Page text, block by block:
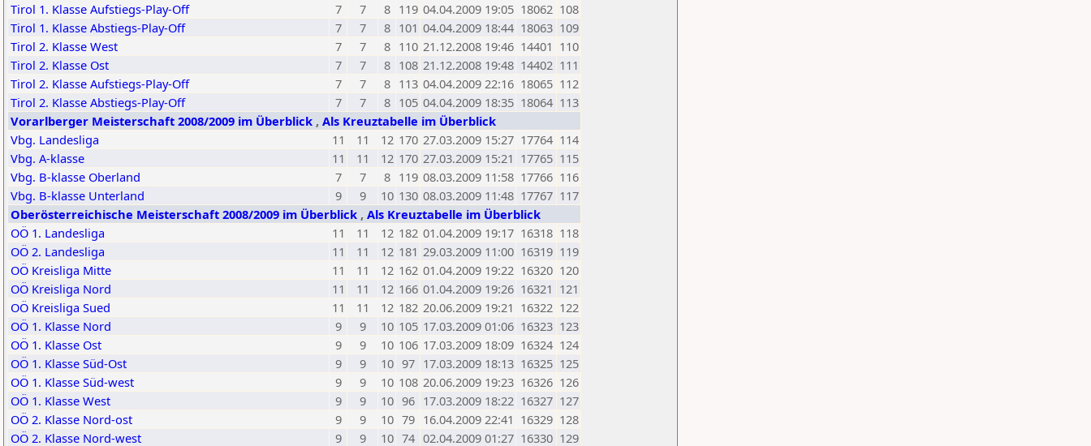
Tirol 1. Klasse Aufstiegs-Play-Off
7 7 8 119 04.04.2009 19:05 18062 108
Tirol 1. Klasse Abstiegs-Play-Off
7 7 8 101 04.04.2009 18:44 18063 109
Tirol 2. Klasse West
7 7 8 110 21.12.2008 19:46 14401 110
Tirol 2. Klasse Ost
7 7 8 108 21.12.2008 19:48 14402 111
Tirol 2. Klasse Aufstiegs-Play-Off
7 7 8 113 04.04.2009 22:16 18065 112
Tirol 2. Klasse Abstiegs-Play-Off
7 7 8 105 04.04.2009 18:35 18064 113
Vorarlberger Meisterschaft 2008/2009 im Überblick , Als Kreuztabelle im Überblick
Vbg. Landesliga
11 11 12 170 27.03.2009 15:27 17764 114
Vbg. A-klasse
11 11 12 170 27.03.2009 15:21 17765 115
Vbg. B-klasse Oberland
7 7 8 119 08.03.2009 11:58 17766 116
Vbg. B-klasse Unterland
9 9 10 130 08.03.2009 11:48 17767 117
Oberösterreichische Meisterschaft 2008/2009 im Überblick , Als Kreuztabelle im Überblick
OÖ 1. Landesliga
11 11 12 182 01.04.2009 19:17 16318 118
OÖ 2. Landesliga
11 11 12 181 29.03.2009 11:00 16319 119
OÖ Kreisliga Mitte
11 11 12 162 01.04.2009 19:22 16320 120
OÖ Kreisliga Nord
11 11 12 166 01.04.2009 19:26 16321 121
OÖ Kreisliga Sued
11 11 12 182 20.06.2009 19:21 16322 122
OÖ 1. Klasse Nord
9 9 10 105 17.03.2009 01:06 16323 123
OÖ 1. Klasse Ost
9 9 10 106 17.03.2009 18:09 16324 124
OÖ 1. Klasse Süd-Ost
9 9 10 97 17.03.2009 18:13 16325 125
OÖ 1. Klasse Süd-west
9 9 10 108 20.06.2009 19:23 16326 126
OÖ 1. Klasse West
9 9 10 96 17.03.2009 18:22 16327 127
OÖ 2. Klasse Nord-ost
9 9 10 79 16.04.2009 22:41 16329 128
OÖ 2. Klasse Nord-west
9 9 10 74 02.04.2009 01:27 16330 129